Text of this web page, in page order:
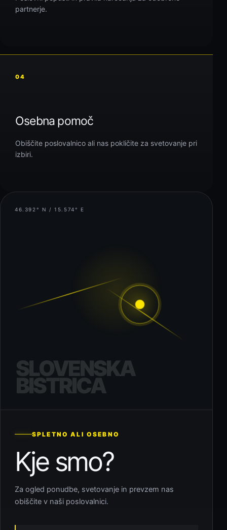
partnerje.
04
Osebna pomoč
Obiščite poslovalnico ali nas pokličite za svetovanje pri
izbiri.
46.392° N / 15.574° E
SLOVENSKA
BISTRICA
SPLETNO ALI OSEBNO
Kje smo?
Za ogled ponudbe, svetovanje in prevzem nas
obiščite v naši poslovalnici.